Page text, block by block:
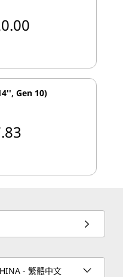
Gen 10)
- 繁體中文